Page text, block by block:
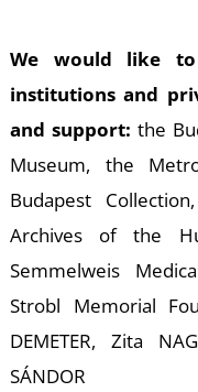
We would like
institutions and
and support:the
Museum, the
Budapest
Archives of the
Semmelweis
Strobl Memorial
DEMETER, Zita
SÁNDOR